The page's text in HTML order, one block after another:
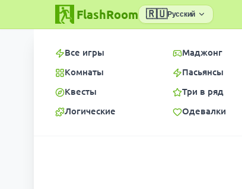
FlashRoom 🇷🇺Русский
Все игры
Комнаты
Квесты
Логические
Маджонг
Пасьянсы
Три в ряд
Одевалки